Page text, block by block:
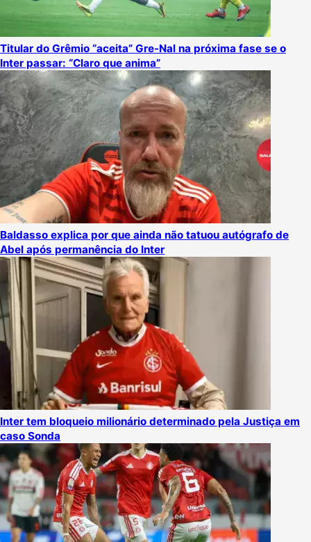
Titular do Grêmio “aceita” Gre-Nal na próxima fase se o
Inter passar: “Claro que anima”
Baldasso explica por que ainda não tatuou autógrafo de
Abel após permanência do Inter
Inter tem bloqueio milionário determinado pela Justiça em
caso Sonda